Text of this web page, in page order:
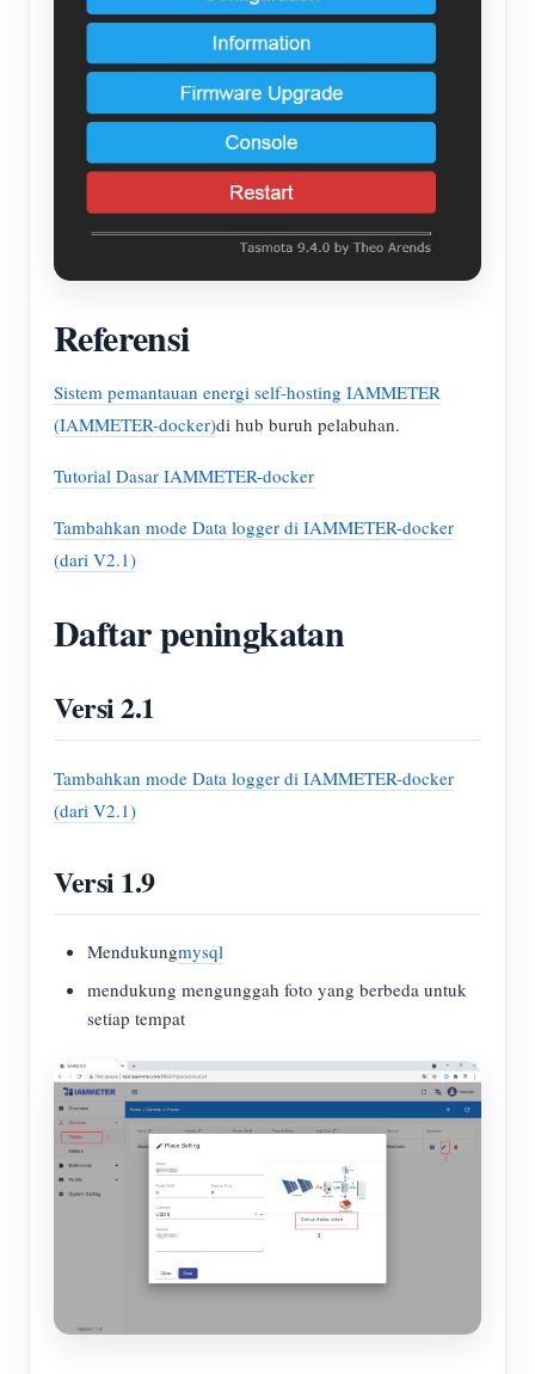
Referensi
Sistem pemantauan energi self-hosting IAMMETER
(IAMMETER-docker)di hub buruh pelabuhan.
Tutorial Dasar IAMMETER-docker
Tambahkan mode Data logger di IAMMETER-docker
(dari V2.1)
Daftar peningkatan
Versi 2.1
Tambahkan mode Data logger di IAMMETER-docker
(dari V2.1)
Versi 1.9
Mendukungmysql
mendukung mengunggah foto yang berbeda untuk
setiap tempat